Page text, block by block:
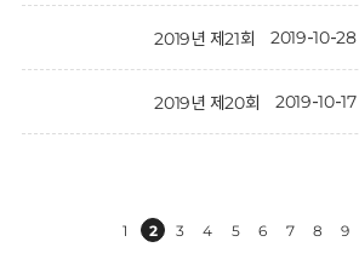
2019년 제21회 2019-10-28
2019년 제20회 2019-10-17
1 2 3 4 5 6 7 8 9